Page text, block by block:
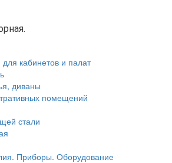
кабинетов и палат
диваны
помещений
стали
Приборы. Оборудование